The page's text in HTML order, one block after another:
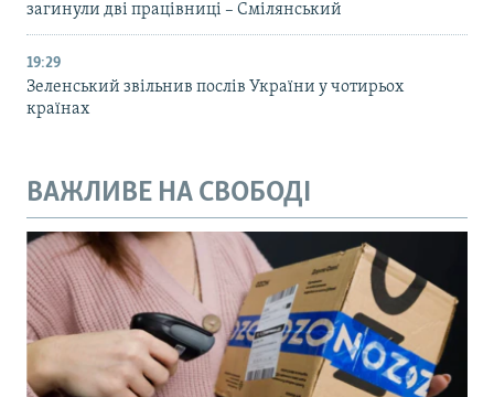
загинули дві працівниці – Смілянський
19:29
Зеленський звільнив послів України у чотирьох
країнах
ВАЖЛИВЕ НА СВОБОДІ